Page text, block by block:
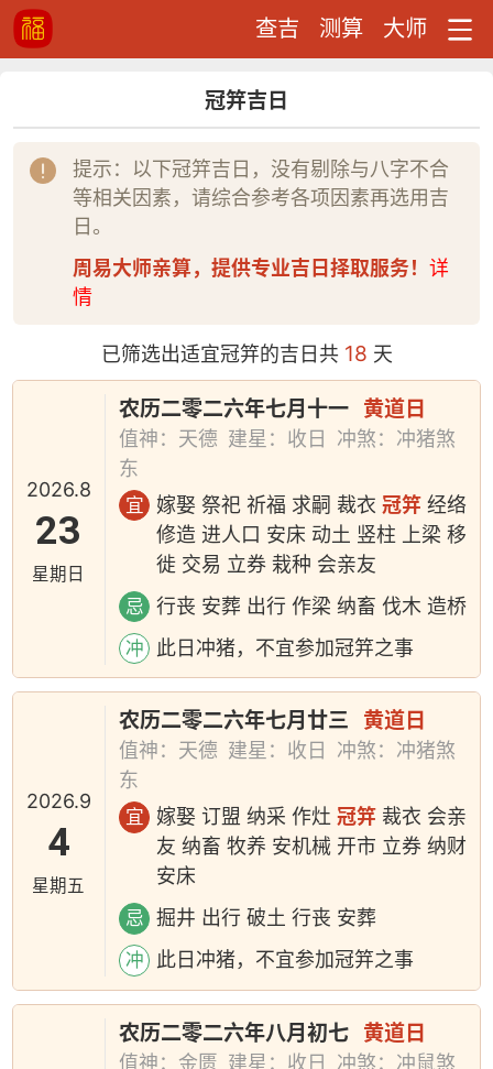
查吉 测算 大师
冠笄吉日
提示：以下冠笄吉日，没有剔除与八字不合
等相关因素，请综合参考各项因素再选用吉
日。
周易大师亲算，提供专业吉日择取服务！ 详
情
已筛选出适宜冠笄的吉日共18 天
2026.8
23
星期日
农历二零二六年七月十一 黄道日
值神：天德 建星：收日
冲煞：冲猪煞
东
宜 嫁娶 祭祀 祈福 求嗣 裁衣冠笄 经络
修造 进人口 安床 动土 竖柱 上梁 移
徙 交易 立券 栽种 会亲友
忌 行丧 安葬 出行 作梁 纳畜 伐木 造桥
冲 此日冲猪，不宜参加冠笄之事
2026.9
4
星期五
农历二零二六年七月廿三 黄道日
值神：天德 建星：收日
冲煞：冲猪煞
东
宜 嫁娶 订盟 纳采 作灶冠笄 裁衣 会亲
友 纳畜 牧养 安机械 开市 立券 纳财
安床
忌 掘井 出行 破土 行丧 安葬
冲 此日冲猪，不宜参加冠笄之事
农历二零二六年八月初七 黄道日
值神：金匮 建星：收日
冲煞：冲鼠煞